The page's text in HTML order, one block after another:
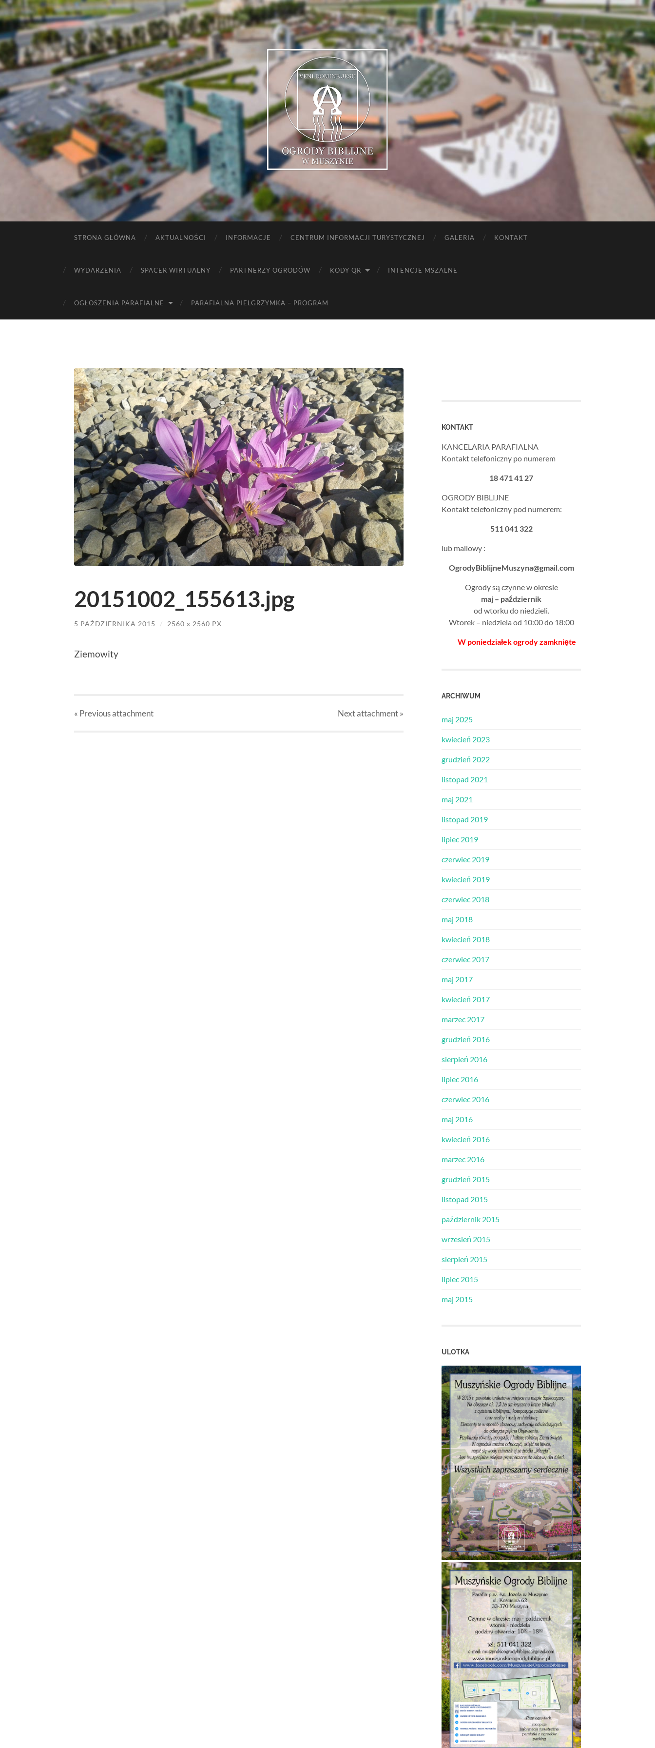
Muszyńskie
STRONA GŁÓWNA AKTUALNOŚCI INFORMACJE CENTRUM INFORMACJI TURYSTYCZNEJ GALERIA KONTAKT
WYDARZENIA SPACER WIRTUALNY PARTNERZY OGRODÓW KODY QR INTENCJE MSZALNE
OGŁOSZENIA PARAFIALNE PARAFIALNA PIELGRZYMKA – PROGRAM
20151002_155613.jpg
5 PAŹDZIERNIKA 2015 / 2560 x 2560 PX
Ziemowity
« Previousattachment Nextattachment»
KONTAKT
KANCELARIA PARAFIALNA
Kontakt telefoniczny po numerem
18 471 41 27
OGRODY BIBLIJNE
Kontakt telefoniczny pod numerem:
511 041 322
lub mailowy :
OgrodyBiblijneMuszyna@gmail.com
Ogrody są czynne w okresie
maj – październik
od wtorku do niedzieli.
Wtorek – niedziela od 10:00 do 18:00
W poniedziałek ogrody zamknięte
ARCHIWUM
maj 2025
kwiecień 2023
grudzień 2022
listopad 2021
maj 2021
listopad 2019
lipiec 2019
czerwiec 2019
kwiecień 2019
czerwiec 2018
maj 2018
kwiecień 2018
czerwiec 2017
maj 2017
kwiecień 2017
marzec 2017
grudzień 2016
sierpień 2016
lipiec 2016
czerwiec 2016
maj 2016
kwiecień 2016
marzec 2016
grudzień 2015
listopad 2015
październik 2015
wrzesień 2015
sierpień 2015
lipiec 2015
maj 2015
ULOTKA